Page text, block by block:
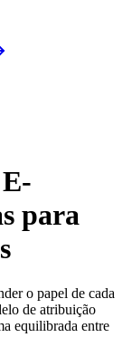
para
o papel de cada
de atribuição
equilibrada entre